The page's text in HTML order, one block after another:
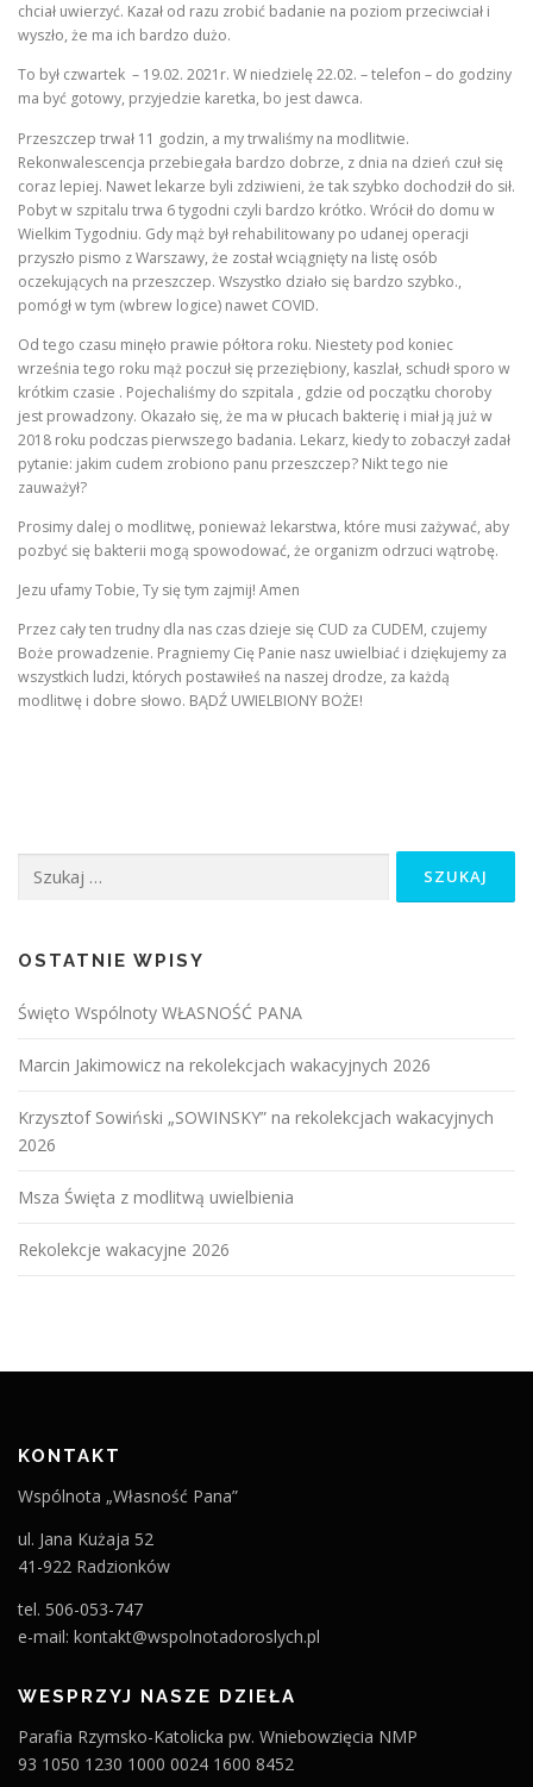
chciał uwierzyć. Kazał od razu zrobić badanie na poziom przeciwciał i
wyszło, że ma ich bardzo dużo.
To był czwartek – 19.02. 2021r. W niedzielę 22.02. – telefon – do godziny
ma być gotowy, przyjedzie karetka, bo jest dawca.
Przeszczep trwał 11 godzin, a my trwaliśmy na modlitwie.
Rekonwalescencja przebiegała bardzo dobrze, z dnia na dzień czuł się
coraz lepiej. Nawet lekarze byli zdziwieni, że tak szybko dochodził do sił.
Pobyt w szpitalu trwa 6 tygodni czyli bardzo krótko. Wrócił do domu w
Wielkim Tygodniu. Gdy mąż był rehabilitowany po udanej operacji
przyszło pismo z Warszawy, że został wciągnięty na listę osób
oczekujących na przeszczep. Wszystko działo się bardzo szybko.,
pomógł w tym (wbrew logice) nawet COVID.
Od tego czasu minęło prawie półtora roku. Niestety pod koniec
września tego roku mąż poczuł się przeziębiony, kaszlał, schudł sporo w
krótkim czasie . Pojechaliśmy do szpitala , gdzie od początku choroby
jest prowadzony. Okazało się, że ma w płucach bakterię i miał ją już w
2018 roku podczas pierwszego badania. Lekarz, kiedy to zobaczył zadał
pytanie: jakim cudem zrobiono panu przeszczep? Nikt tego nie
zauważył?
Prosimy dalej o modlitwę, ponieważ lekarstwa, które musi zażywać, aby
pozbyć się bakterii mogą spowodować, że organizm odrzuci wątrobę.
Jezu ufamy Tobie, Ty się tym zajmij! Amen
Przez cały ten trudny dla nas czas dzieje się CUD za CUDEM, czujemy
Boże prowadzenie. Pragniemy Cię Panie nasz uwielbiać i dziękujemy za
wszystkich ludzi, których postawiłeś na naszej drodze, za każdą
modlitwę i dobre słowo. BĄDŹ UWIELBIONY BOŻE!
OSTATNIE WPISY
Święto Wspólnoty WŁASNOŚĆ PANA
Marcin Jakimowicz na rekolekcjach wakacyjnych 2026
Krzysztof Sowiński „SOWINSKY” na rekolekcjach wakacyjnych
2026
Msza Święta z modlitwą uwielbienia
Rekolekcje wakacyjne 2026
KONTAKT
Wspólnota „Własność Pana”
ul. Jana Kużaja 52
41-922 Radzionków
tel. 506-053-747
e-mail: kontakt@wspolnotadoroslych.pl
WESPRZYJ NASZE DZIEŁA
Parafia Rzymsko-Katolicka pw. Wniebowzięcia NMP
93 1050 1230 1000 0024 1600 8452